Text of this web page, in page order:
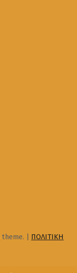
theme. | ΠΟΛΙΤΙΚΗ